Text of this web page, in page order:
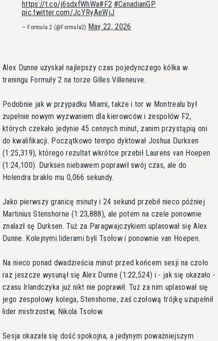
https://t.co/j6sdxfWhWa#F2 #CanadianGP
pic.twitter.com/JcYRyAeWjJ
— Formula 2 (@Formula2) May 22, 2026
Alex Dunne uzyskał najlepszy czas pojedynczego kółka w
treningu Formuły 2 na torze Gilles Villeneuve.
Podobnie jak w przypadku Miami, także i tor w Montrealu był
zupełnie nowym wyzwaniem dla kierowców i zespołów F2,
których czekało jedynie 45 cennych minut, zanim przystąpią oni
do kwalifikacji. Początkowo tempo dyktował Joshua Durksen
(1:25,319), którego rezultat wkrótce przebił Laurens van Hoepen
(1:24,100). Durksen niebawem poprawił swój czas, ale do
Holendra brakło mu 0,066 sekundy.
Jako pierwszy granicę minuty i 24 sekund przebił nieco później
Martinius Stenshorne (1:23,888), ale potem na czele ponownie
znalazł sę Durksen. Tuż za Paragwajczykiem uplasował się Alex
Dunne. Kolejnymi liderami byli Tsołow i ponownie van Hoepen.
Na nieco ponad dwadzieścia minut przed końcem sesji na czoło
raz jeszcze wysunął się Alex Dunne (1:22,524) i - jak się okazało -
czasu Irlandczyka już nikt nie poprawił. Tuż za nim uplasował się
jego zespołowy kolega, Stenshorne, zaś czołową trójkę uzupełnił
lider mistrzostw, Nikola Tsołow.
Sesja okazała się dość spokojna, a jedynym poważniejszym